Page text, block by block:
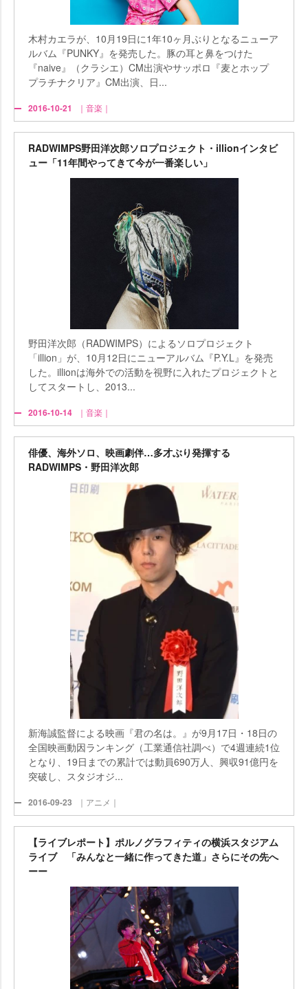
木村カエラが、10月19日に1年10ヶ月ぶりとなるニューア
ルバム『PUNKY』を発売した。豚の耳と鼻をつけた
『naive』（クラシエ）CM出演やサッポロ『麦とホップ
プラチナクリア』CM出演、日...
2016-10-21 ｜音楽｜
RADWIMPS野田洋次郎ソロプロジェクト・illionインタビ
ュー「11年間やってきて今が一番楽しい」
野田洋次郎（RADWIMPS）によるソロプロジェクト
「illion」が、10月12日にニューアルバム『P.Y.L』を発売
した。illionは海外での活動を視野に入れたプロジェクトと
してスタートし、2013...
2016-10-14 ｜音楽｜
俳優、海外ソロ、映画劇伴…多才ぶり発揮する
RADWIMPS・野田洋次郎
新海誠監督による映画『君の名は。』が9月17日・18日の
全国映画動因ランキング（工業通信社調べ）で4週連続1位
となり、19日までの累計では動員690万人、興収91億円を
突破し、スタジオジ...
2016-09-23 ｜アニメ｜
【ライブレポート】ポルノグラフィティの横浜スタジアム
ライブ 「みんなと一緒に作ってきた道」さらにその先へ
ーー